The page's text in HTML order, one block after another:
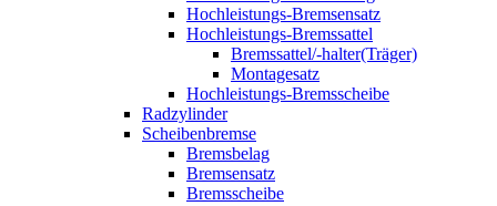
Hochleistungs-Bremsensatz
Hochleistungs-Bremssattel
Bremssattel/-halter(Träger)
Montagesatz
Hochleistungs-Bremsscheibe
Radzylinder
Scheibenbremse
Bremsbelag
Bremsensatz
Bremsscheibe